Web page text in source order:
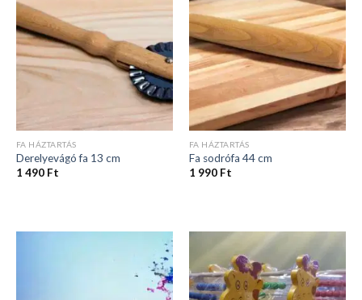
FA HÁZTARTÁS
Derelyevágó fa 13 cm
1 490 Ft
FA HÁZTARTÁS
Fa sodrófa 44 cm
1 990 Ft